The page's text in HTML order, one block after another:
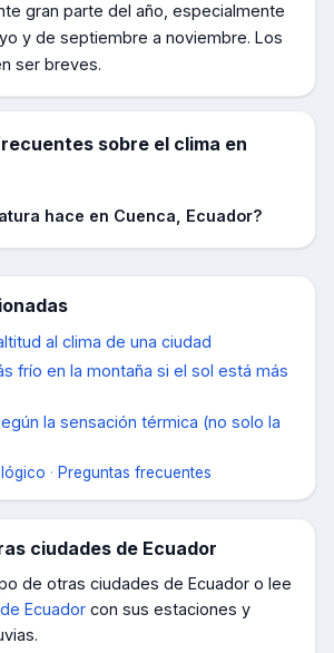
gran parte del año, especialmente
y de septiembre a noviembre. Los
ser breves.
sobre el clima en
hace en Cuenca, Ecuador?
al clima de una ciudad
frío en la montaña si el sol está más
la sensación térmica (no solo la
· Preguntas frecuentes
ciudades de Ecuador
de otras ciudades de Ecuador o lee
Ecuador con sus estaciones y